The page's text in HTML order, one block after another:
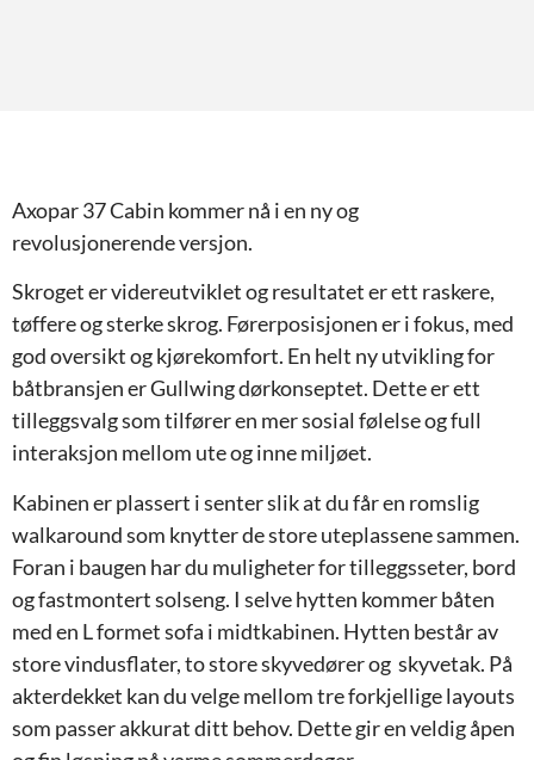
Axopar 37 Cabin kommer nå i en ny og
revolusjonerende versjon.
Skroget er videreutviklet og resultatet er ett raskere,
tøffere og sterke skrog. Førerposisjonen er i fokus, med
god oversikt og kjørekomfort. En helt ny utvikling for
båtbransjen er Gullwing dørkonseptet. Dette er ett
tilleggsvalg som tilfører en mer sosial følelse og full
interaksjon mellom ute og inne miljøet.
Kabinen er plassert i senter slik at du får en romslig
walkaround som knytter de store uteplassene sammen.
Foran i baugen har du muligheter for tilleggsseter, bord
og fastmontert solseng. I selve hytten kommer båten
med en L formet sofa i midtkabinen. Hytten består av
store vindusflater, to store skyvedører og skyvetak. På
akterdekket kan du velge mellom tre forkjellige layouts
som passer akkurat ditt behov. Dette gir en veldig åpen